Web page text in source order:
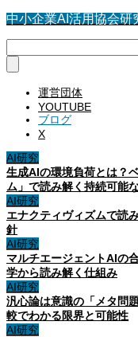
中小企業AI活用協会研
運営団体
YOUTUBE
ブログ
X
AI研究
生成AIの環境負荷とは？
ム」で読み解く持続可能
AI研究
エナクティヴィズムで読
針
AI研究
マルチエージェントAIの
学から読み解く仕組み
AI研究
汎心論は意識の「メタ問
較でわかる限界と可能性
AI研究